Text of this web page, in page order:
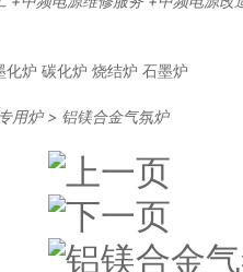
化炉 碳化炉 烧结炉 石墨炉
用炉 > 铝镁合金气氛炉